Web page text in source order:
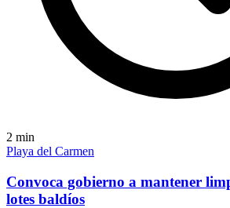
2 min
Playa del Carmen
Convoca gobierno a mantener
lotes baldíos